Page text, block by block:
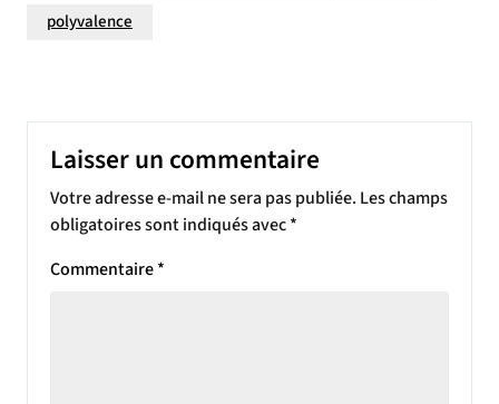
polyvalence
Laisser un commentaire
Votre adresse e-mail ne sera pas publiée. Les champs
obligatoires sont indiqués avec*
Commentaire*